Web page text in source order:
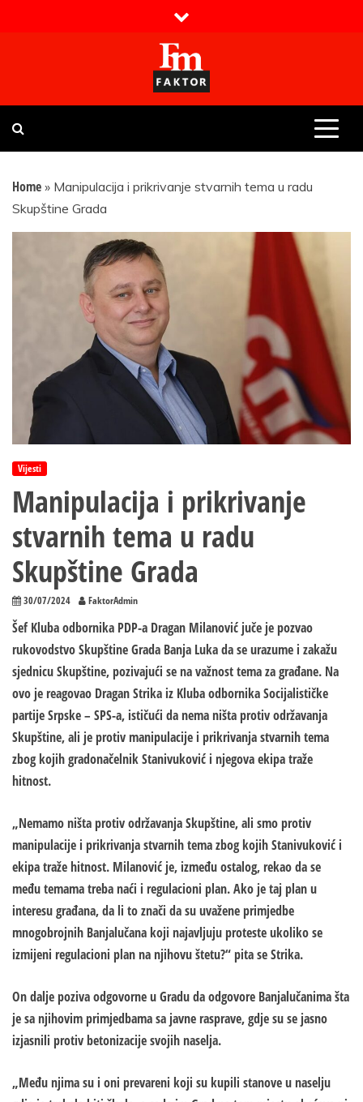
Faktor magazin
Uvijek presudan
Home » Manipulacija i prikrivanje stvarnih tema u radu
Skupštine Grada
Vijesti
Manipulacija i prikrivanje
stvarnih tema u radu
Skupštine Grada
30/07/2024 FaktorAdmin
Šef Kluba odbornika PDP-a Dragan Milanović juče je pozvao
rukovodstvo Skupštine Grada Banja Luka da se urazume i zakažu
sjednicu Skupštine, pozivajući se na važnost tema za građane. Na
ovo je reagovao Dragan Strika iz Kluba odbornika Socijalističke
partije Srpske – SPS-a, ističući da nema ništa protiv održavanja
Skupštine, ali je protiv manipulacije i prikrivanja stvarnih tema
zbog kojih gradonačelnik Stanivuković i njegova ekipa traže
hitnost.
„Nemamo ništa protiv održavanja Skupštine, ali smo protiv
manipulacije i prikrivanja stvarnih tema zbog kojih Stanivuković i
ekipa traže hitnost. Milanović je, između ostalog, rekao da se
među temama treba naći i regulacioni plan. Ako je taj plan u
interesu građana, da li to znači da su uvažene primjedbe
mnogobrojnih Banjalučana koji najavljuju proteste ukoliko se
izmijeni regulacioni plan na njihovu štetu?“ pita se Strika.
On dalje poziva odgovorne u Gradu da odgovore Banjalučanima šta
je sa njihovim primjedbama sa javne rasprave, gdje su se jasno
izjasnili protiv betonizacije svojih naselja.
„Među njima su i oni prevareni koji su kupili stanove u naselju